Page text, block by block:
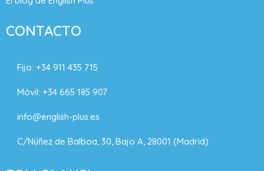
CONTACTO
Fijo: +34 911 435 715
Móvil: +34 665 185 907
info@english-plus.es
C/Núñez de Balboa, 30, Bajo A, 28001 (Madrid)